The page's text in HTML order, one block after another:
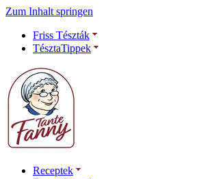
Zum Inhalt springen
Friss Tészták
TésztaTippek
Receptek